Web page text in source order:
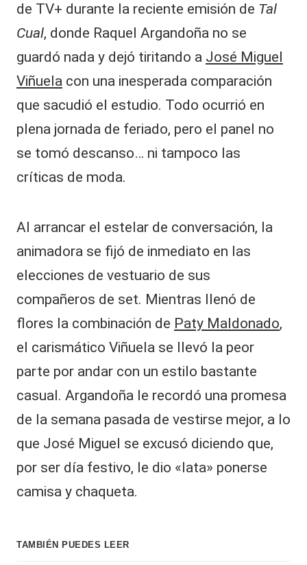
de TV+ durante la reciente emisión de Tal
Cual, donde Raquel Argandoña no se
guardó nada y dejó tiritando a José Miguel
Viñuela con una inesperada comparación
que sacudió el estudio. Todo ocurrió en
plena jornada de feriado, pero el panel no
se tomó descanso… ni tampoco las
críticas de moda.
Al arrancar el estelar de conversación, la
animadora se fijó de inmediato en las
elecciones de vestuario de sus
compañeros de set. Mientras llenó de
flores la combinación de Paty Maldonado,
el carismático Viñuela se llevó la peor
parte por andar con un estilo bastante
casual. Argandoña le recordó una promesa
de la semana pasada de vestirse mejor, a lo
que José Miguel se excusó diciendo que,
por ser día festivo, le dio «lata» ponerse
camisa y chaqueta.
TAMBIÉN PUEDES LEER